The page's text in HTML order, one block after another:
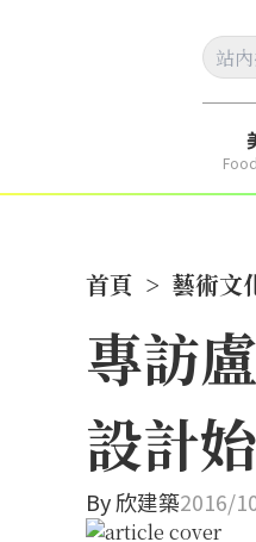
首頁 > 藝術文
專訪
設計
By欣建築2016/